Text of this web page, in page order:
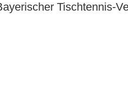
Tischtennis-